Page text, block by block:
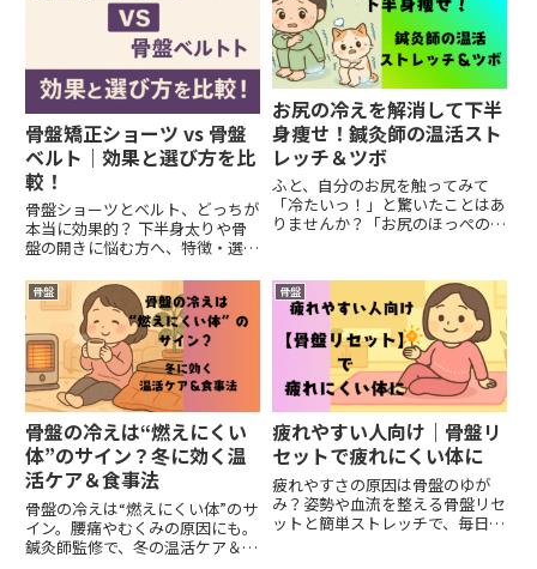
骨盤矯正ショーツ vs 骨盤
ベルト｜効果と選び方を比
較！
骨盤ショーツとベルト、どっちが
本当に効果的？ 下半身太りや骨
盤の開きに悩む方へ、特徴・選び
お尻の冷えを解消して下半
身痩せ！鍼灸師の温活スト
レッチ＆ツボ
ふと、自分のお尻を触ってみて
「冷たいっ！」と驚いたことはあ
りませんか？「お尻のほっぺの部
ワークや立ち仕事をしている女性
の多くが、この「お尻の氷河期」
に悩まされています。お尻が冷た
い...
骨盤
骨盤の冷えは“燃えにくい
体”のサイン？冬に効く温
活ケア＆食事法
骨盤の冷えは“燃えにくい体”のサ
イン。腰痛やむくみの原因にも。
鍼灸師監修で、冬の温活ケア＆食
骨盤
疲れやすい人向け｜骨盤リ
セットで疲れにくい体に
疲れやすさの原因は骨盤のゆが
み？姿勢や血流を整える骨盤リセ
ットと簡単ストレッチで、毎日を